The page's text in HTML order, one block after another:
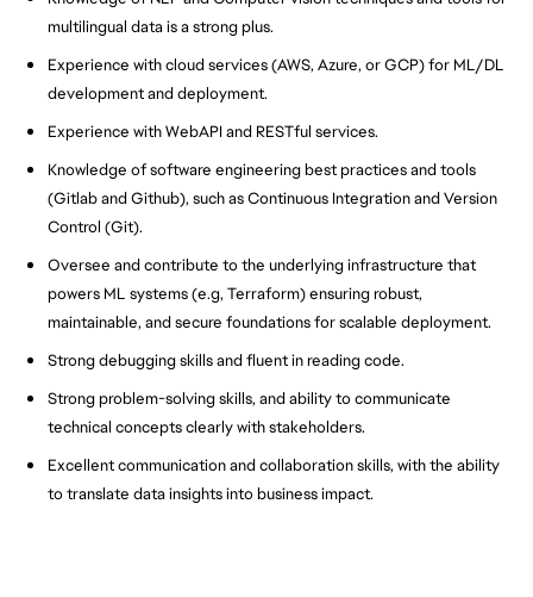
multilingual data is a strong plus.
Experience with cloud services (AWS, Azure, or GCP) for ML/DL
development and deployment.
Experience with WebAPI and RESTful services.
Knowledge of software engineering best practices and tools
(Gitlab and Github), such as Continuous Integration and Version
Control (Git).
Oversee and contribute to the underlying infrastructure that
powers ML systems (e.g, Terraform) ensuring robust,
maintainable, and secure foundations for scalable deployment.
Strong debugging skills and fluent in reading code.
Strong problem-solving skills, and ability to communicate
technical concepts clearly with stakeholders.
Excellent communication and collaboration skills, with the ability
to translate data insights into business impact.